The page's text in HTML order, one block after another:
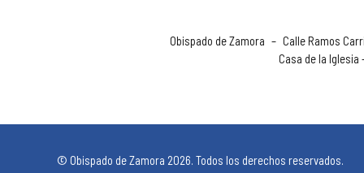
Obispado de Zamora – Calle Ramos
Casa de la Iglesia
© Obispado de Zamora 2026. Todos los derechos reservados.